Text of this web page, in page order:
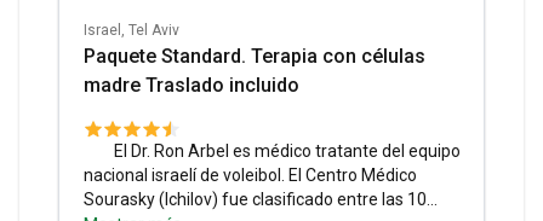
Israel, Tel Aviv
Paquete Standard. Terapia con células
madre Traslado incluido
El Dr. Ron Arbel es médico tratante del equipo
nacional israelí de voleibol.
El Centro Médico
Sourasky (Ichilov) fue clasificado entre las 10